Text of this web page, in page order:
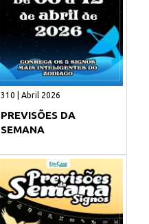
310 | Abril 2026
PREVISÕES DA
SEMANA